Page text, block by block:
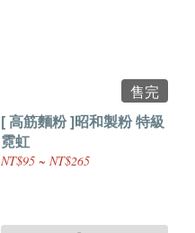
售完
[ 高筋麵粉 ]昭和製粉 特級
霓虹
NT$95 ~ NT$265